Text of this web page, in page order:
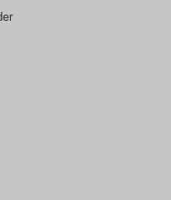
Blog
Blog